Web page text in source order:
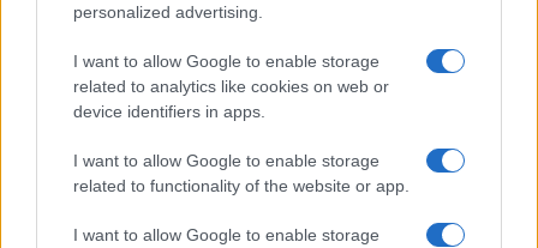
personalized advertising.
I want to allow Google to enable storage
related to analytics like cookies on web or
device identifiers in apps.
I want to allow Google to enable storage
related to functionality of the website or app.
I want to allow Google to enable storage
Lebuktak: Bajorországban akartak
halálosztagok
Moszad: Irán a „Kurd Rókát” bízta meg